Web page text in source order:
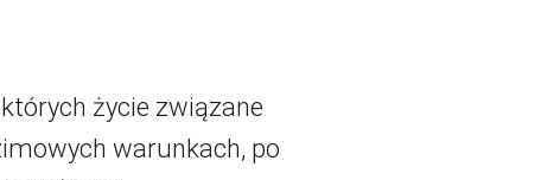
życie związane
warunkach, po